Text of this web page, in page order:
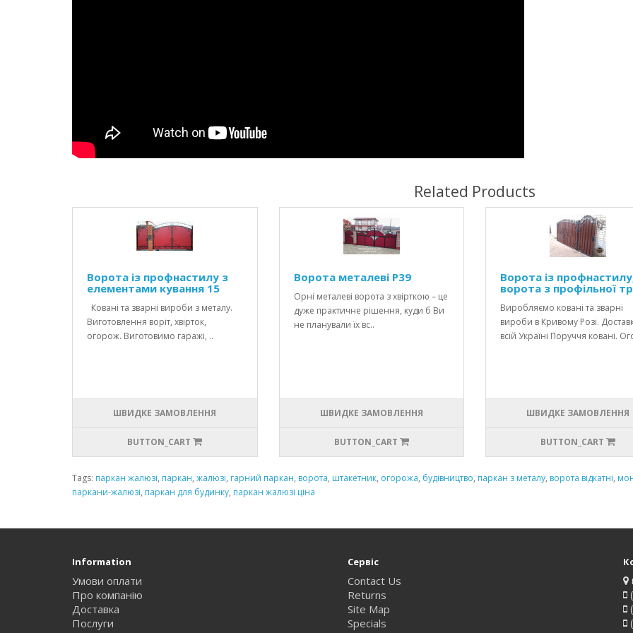
Related Products
Ворота із профнастилу з
елементами кування 15
Ковані та зварні вироби з металу.
Виготовлення воріт, хвірток,
огорож. Виготовимо гаражі, ..
ШВИДКЕ ЗАМОВЛЕННЯ
BUTTON_CART
Ворота металеві P39
Орні металеві ворота з хвірткою – це
дуже практичне рішення, куди б Ви
не планували їх вс..
ШВИДКЕ ЗАМОВЛЕННЯ
BUTTON_CART
Ворота із
ворота з профільної
Виробляємо ковані та зварні
вироби в Кривому Розі.
всій Україні Поруччя ковані.
ШВИДКЕ ЗАМОВЛЕННЯ
BUTTON_CART
Tags: паркан жалюзі, паркан, жалюзі, гарний паркан, ворота, штакетник, огорожа, будівництво, паркан з металу, ворота відкатні,
паркани-жалюзі, паркан для будинку, паркан жалюзі ціна
Information
Умови оплати
Про компанію
Доставка
Послуги
Сервіс
Contact Us
Returns
Site Map
Specials